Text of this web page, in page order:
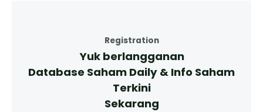
Registration
Yuk berlangganan
Database Saham Daily & Info Saham
Terkini
Sekarang